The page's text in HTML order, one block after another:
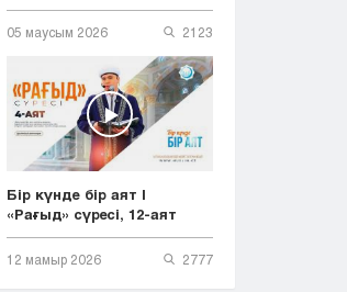
05 маусым 2026 2123
Бір күнде бір аят |
«Рағыд» сүресі, 12-аят
12 мамыр 2026 2777